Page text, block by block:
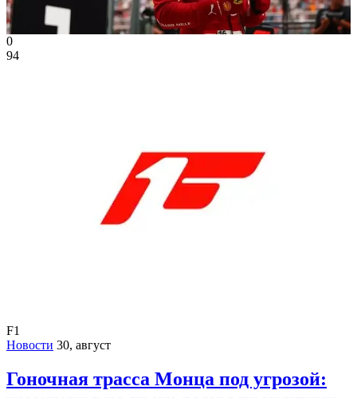
0
94
F1
Новости 30, август
Гоночная трасса Монца под угрозой: